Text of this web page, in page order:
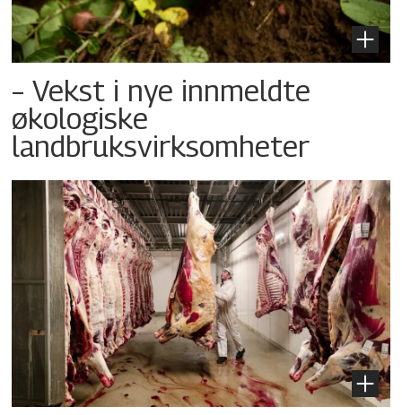
– Vekst i nye innmeldte
økologiske
landbruksvirksomheter